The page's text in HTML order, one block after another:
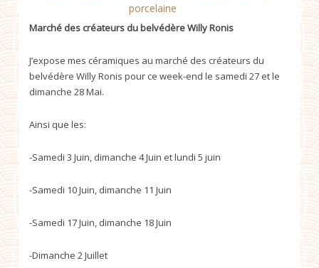
porcelaine
Marché des créateurs du belvédère Willy Ronis
J’expose mes céramiques au marché des créateurs du
belvédère Willy Ronis pour ce week-end le samedi 27 et le
dimanche 28 Mai.
Ainsi que les:
-Samedi 3 Juin, dimanche 4 Juin et lundi 5 juin
-Samedi 10 Juin, dimanche 11 Juin
-Samedi 17 Juin, dimanche 18 Juin
-Dimanche 2 Juillet